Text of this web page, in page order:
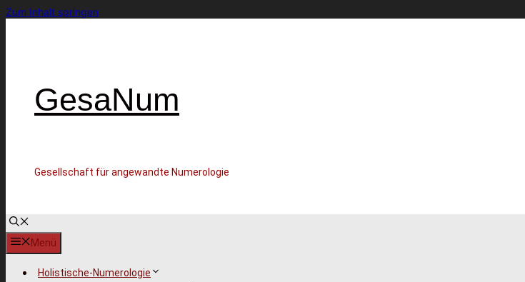
Zum Inhalt springen
GesaNum
Gesellschaft für angewandte Numerologie
Menü
Holistische-Numerologie